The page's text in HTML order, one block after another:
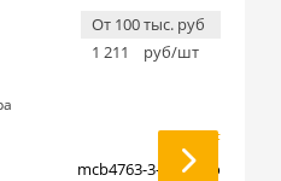
От 100 тыс. руб
1 211
руб/шт
EKF
mcb4763-3-0.5C-pro